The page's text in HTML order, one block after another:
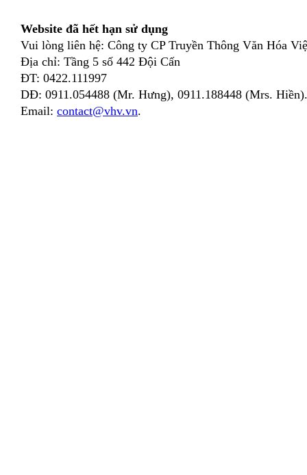
Website đã hết hạn sử dụng
Vui lòng liên hệ: Công ty CP Truyền Thông Văn Hóa
Địa chỉ: Tầng 5 số 442 Đội Cấn
ĐT: 0422.111997
DĐ: 0911.054488 (Mr. Hưng), 0911.188448 (Mrs. Hiền).
Email: contact@vhv.vn.